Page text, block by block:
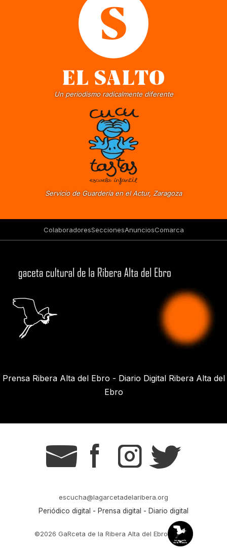
Un periodismo radicalmente diferente
Servicio de Guardería en el Actur, Zaragoza
ColaboradoresSeccionesAnunciosComarca
Prensa Ribera Alta del Ebro - Diario Digital Ribera Alta del
Ebro
g s t r
escucha@lagarcetadelaribera.org
Periódico digital - Prensa digital - Diario digital
©2026 GaRceta de la Ribera Alta del Ebro